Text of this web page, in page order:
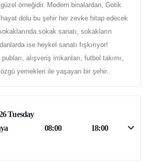
örneğidir. Modern binalardan, Gotik
dolu bu şehir her zevke hitap edecek
sokak sanatı, sokakların
ise heykel sanatı fışkırıyor!
alışveriş imkanları, futbol takımı,
yemekleri ile yaşayan bir şehir..
Tuesday
08:00 18:00